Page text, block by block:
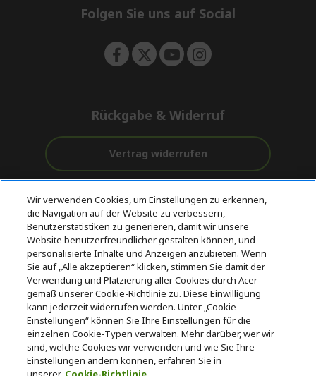
e
Folgen Sie uns auf Social
Rückgabe & Widerruf
Vertrag widerrufen
Kostenloser
Versand
vor und nach
dem Kauf
Zahlung
© 2026 Acer Inc.
CPYou BV ist der autorisierte Wiederverkäufer und Händler der
Produkte und Dienstleistungen, die in diesem Shop angeboten
werden.
Wir verwenden Cookies, um Einstellungen zu erkennen,
die Navigation auf der Website zu verbessern,
Benutzerstatistiken zu generieren, damit wir unsere
Website benutzerfreundlicher gestalten können, und
personalisierte Inhalte und Anzeigen anzubieten. Wenn
Sie auf „Alle akzeptieren“ klicken, stimmen Sie damit der
Verwendung und Platzierung aller Cookies durch Acer
gemäß unserer Cookie-Richtlinie zu. Diese Einwilligung
kann jederzeit widerrufen werden. Unter „Cookie-
Einstellungen“ können Sie Ihre Einstellungen für die
einzelnen Cookie-Typen verwalten. Mehr darüber, wer wir
sind, welche Cookies wir verwenden und wie Sie Ihre
Einstellungen ändern können, erfahren Sie in